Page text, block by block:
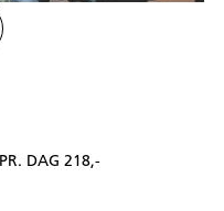
PR. DAG 218,-